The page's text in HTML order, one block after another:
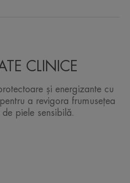
CLINICE
și energizante cu
a revigora frumusețea
piele sensibilă.